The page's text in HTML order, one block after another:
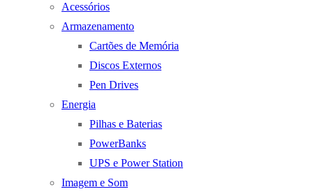
Acessórios
Armazenamento
Cartões de Memória
Discos Externos
Pen Drives
Energia
Pilhas e Baterias
PowerBanks
UPS e Power Station
Imagem e Som